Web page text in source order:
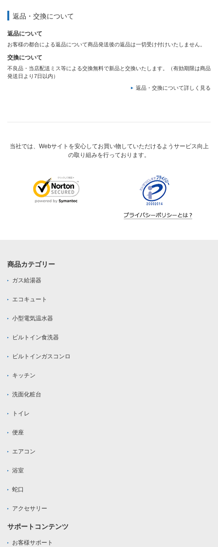
返品・交換について
返品について
お客様の都合による返品について商品発送後の返品は一切受け付けいたしません。
交換について
不良品・当店配送ミス等による交換無料で新品と交換いたします。（有効期限は商品
発送日より7日以内）
返品・交換について詳しく見る
当社では、Webサイトを安心してお買い物していただけるようサービス向上
の取り組みを行っております。
商品カテゴリー
ガス給湯器
エコキュート
小型電気温水器
ビルトイン食洗器
ビルトインガスコンロ
キッチン
洗面化粧台
トイレ
便座
エアコン
浴室
蛇口
アクセサリー
サポートコンテンツ
お客様サポート